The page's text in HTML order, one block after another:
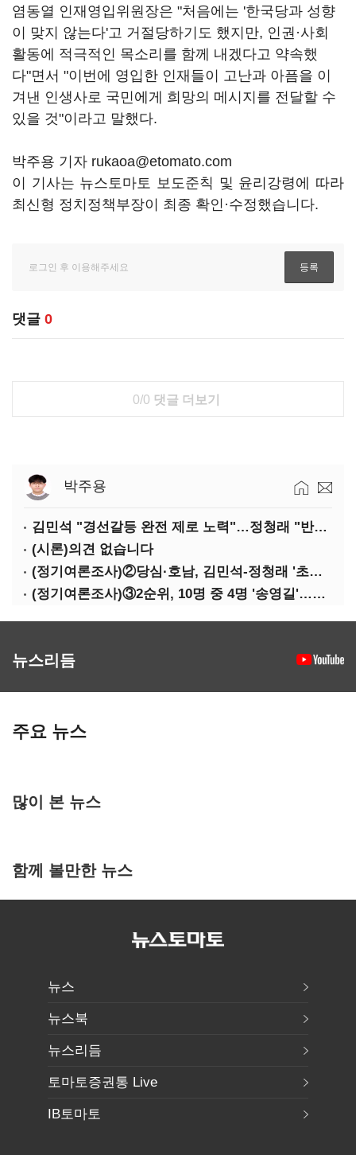
염동열 인재영입위원장은 "처음에는 '한국당과 성향
이 맞지 않는다'고 거절당하기도 했지만, 인권·사회
활동에 적극적인 목소리를 함께 내겠다고 약속했
다"면서 "이번에 영입한 인재들이 고난과 아픔을 이
겨낸 인생사로 국민에게 희망의 메시지를 전달할 수
있을 것"이라고 말했다.
박주용 기자 rukaoa@etomato.com
이 기사는 뉴스토마토 보도준칙 및 윤리강령에 따라
최신형 정치정책부장이 최종 확인·수정했습니다.
댓글 0
0/0 댓글 더보기
박주용
김민석 "경선갈등 완전 제로 노력"…정청래 "반명 공세 사과부터"
(시론)의견 없습니다
(정기여론조사)②당심·호남, 김민석-정청래 '초접전'
(정기여론조사)③2순위, 10명 중 4명 '송영길'…정청래 '한 자릿수'
뉴스리듬
주요 뉴스
많이 본 뉴스
함께 볼만한 뉴스
뉴스
뉴스북
뉴스리듬
토마토증권통 Live
IB토마토